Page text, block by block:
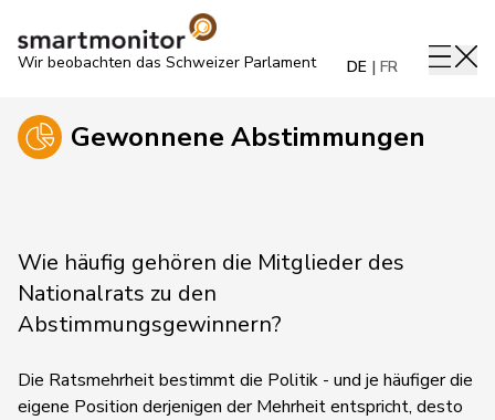
Wir beobachten das Schweizer Parlament DE FR
Gewonnene Abstimmungen
Wie häufig gehören die Mitglieder des
Nationalrats zu den
Abstimmungsgewinnern?
Die Ratsmehrheit bestimmt die Politik - und je häufiger die
eigene Position derjenigen der Mehrheit entspricht, desto